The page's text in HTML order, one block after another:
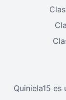
Quiniela15